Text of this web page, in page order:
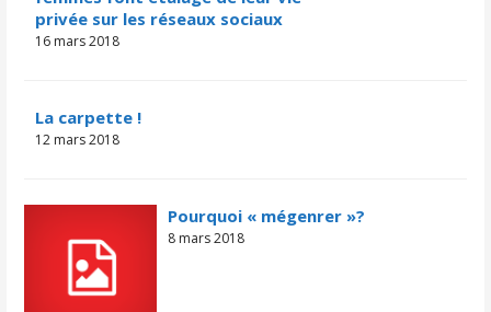
privée sur les réseaux sociaux
16 mars 2018
La carpette !
12 mars 2018
Pourquoi « mégenrer »?
8 mars 2018